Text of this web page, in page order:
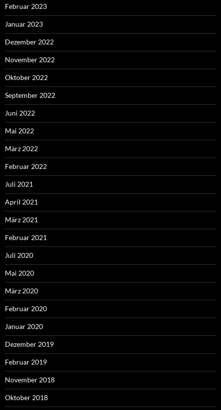
Februar 2023
Januar 2023
Dezember 2022
November 2022
Oktober 2022
September 2022
Juni 2022
Mai 2022
März 2022
Februar 2022
Juli 2021
April 2021
März 2021
Februar 2021
Juli 2020
Mai 2020
März 2020
Februar 2020
Januar 2020
Dezember 2019
Februar 2019
November 2018
Oktober 2018